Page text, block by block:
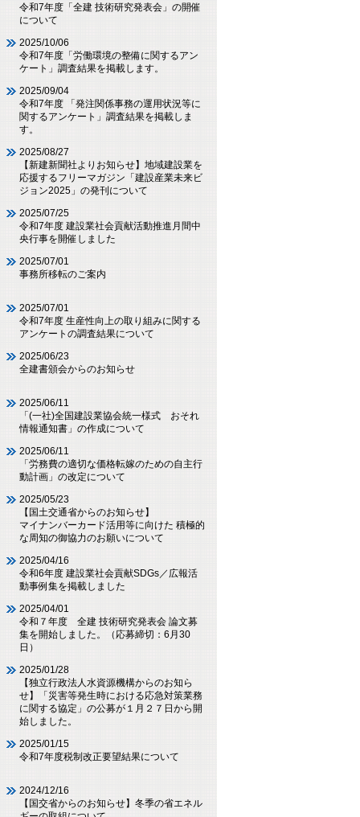
令和7年度「全建 技術研究発表会」の開催
について
2025/10/06
令和7年度「労働環境の整備に関するアン
ケート」調査結果を掲載します。
2025/09/04
令和7年度 「発注関係事務の運用状況等に
関するアンケート」調査結果を掲載しま
す。
2025/08/27
【新建新聞社よりお知らせ】地域建設業を
応援するフリーマガジン「建設産業未来ビ
ジョン2025」の発刊について
2025/07/25
令和7年度 建設業社会貢献活動推進月間中
央行事を開催しました
2025/07/01
事務所移転のご案内
2025/07/01
令和7年度 生産性向上の取り組みに関する
アンケートの調査結果について
2025/06/23
全建書頒会からのお知らせ
2025/06/11
「(一社)全国建設業協会統一様式 おそれ
情報通知書」の作成について
2025/06/11
「労務費の適切な価格転嫁のための自主行
動計画」の改定について
2025/05/23
【国土交通省からのお知らせ】
マイナンバーカード活用等に向けた 積極的
な周知の御協力のお願いについて
2025/04/16
令和6年度 建設業社会貢献SDGs／広報活
動事例集を掲載しました
2025/04/01
令和７年度 全建 技術研究発表会 論文募
集を開始しました。（応募締切：6月30
日）
2025/01/28
【独立行政法人水資源機構からのお知ら
せ】「災害等発生時における応急対策業務
に関する協定」の公募が１月２７日から開
始しました。
2025/01/15
令和7年度税制改正要望結果について
2024/12/16
【国交省からのお知らせ】冬季の省エネル